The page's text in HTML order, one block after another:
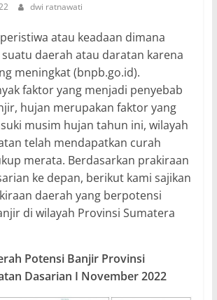
dwi ratnawati
atau keadaan dimana
daerah atau daratan karena
meningkat (bnpb.go.id).
faktor yang menjadi penyebab
hujan merupakan faktor yang
musim hujan tahun ini, wilayah
telah mendapatkan curah
merata. Berdasarkan prakiraan
ke depan, berikut kami sajikan
daerah yang berpotensi
di wilayah Provinsi Sumatera
Potensi Banjir Provinsi
Dasarian I November 2022